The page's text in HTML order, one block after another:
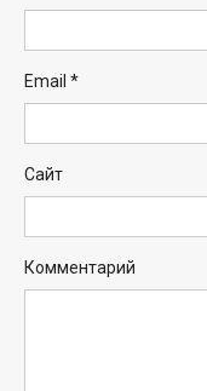
Email *
Сайт
Комментарий